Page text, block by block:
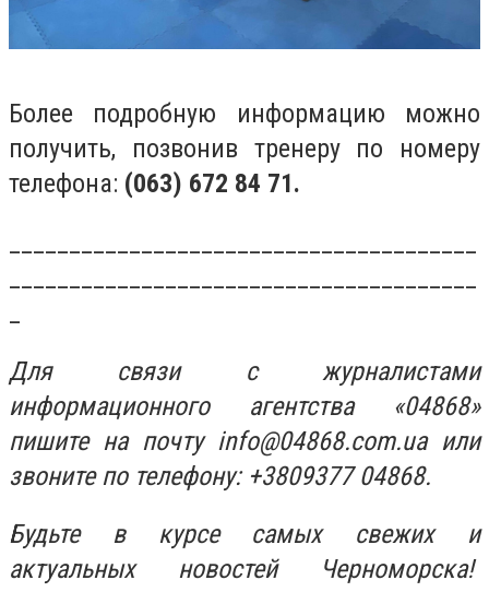
Более подробную информацию можно
получить, позвонив тренеру по номеру
телефона: (063) 672 84 71.
Для связи с журналистами
информационного агентства «04868»
пишите на почту info@04868.com.uaили
звоните по телефону: +3809377 04868.
Будьте в курсе самых свежих и
актуальных новостей Черноморска!